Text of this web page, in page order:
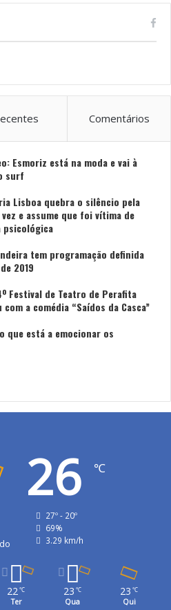
Comentários
Esmoriz está na moda e vai à
surf
Lisboa quebra o silêncio pela
e assume que foi vítima de
psicológica
tem programação definida
2019
Festival de Teatro de Perafita
a comédia “Saídos da Casca”
que está a emocionar os
26 ℃
27º - 20º
69%
3.29 km/h
22℃
Ter
23 ℃
Qua
23 ℃
Qui